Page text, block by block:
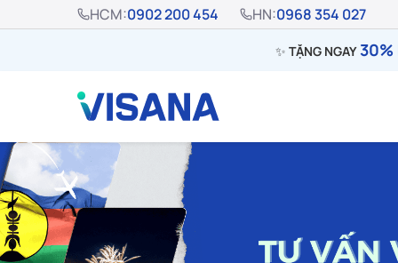
HCM:0902 200 454 HN:0968 354 027
✨ TẶNG NGAY30%